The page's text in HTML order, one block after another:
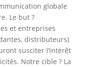
globale
Le but ?
et entreprises
distributeurs)
susciter l’intérêt
Notre cible ? La